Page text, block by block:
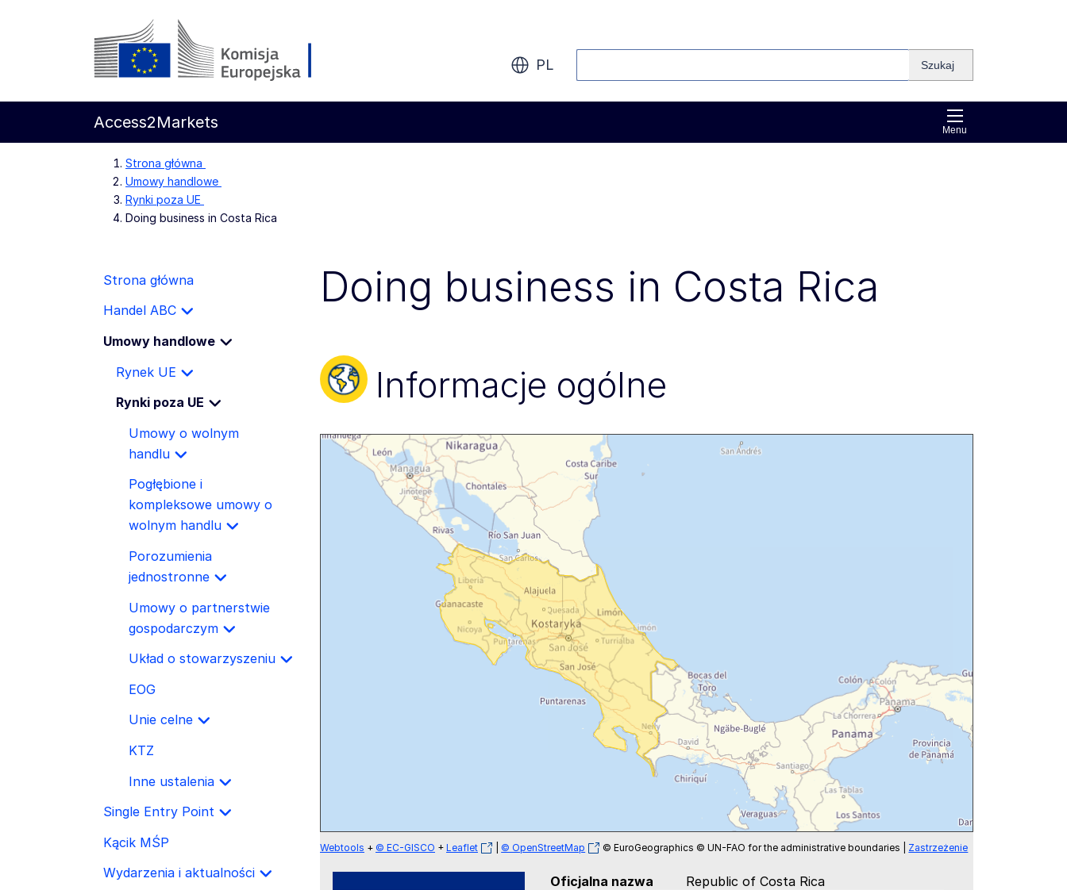
Przejdź do głównej treści
PL Szukaj
Menu
Access2Markets
Strona główna
Umowy handlowe
Rynki poza UE
Doing business in Costa Rica
Strona główna
Handel ABC
Umowy handlowe
Rynek UE
Rynki poza UE
Umowy o wolnym
handlu
Pogłębione i
kompleksowe umowy o
wolnym handlu
Porozumienia
jednostronne
Umowy o partnerstwie
gospodarczym
Układ o stowarzyszeniu
EOG
Unie celne
KTZ
Inne ustalenia
Single Entry Point
Kącik MŚP
Wydarzenia i aktualności
Doing business in Costa Rica
Informacje ogólne
Skip map
Webtools + © EC-GISCO + Leaflet © OpenStreetMap © EuroGeographics © UN-FAO for the administrative boundaries | Zastrzeżenie
Oficjalna nazwa
Republic of Costa Rica